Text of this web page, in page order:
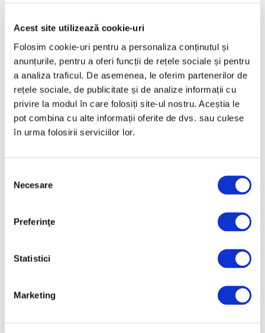
Acest site utilizează cookie-uri
Folosim cookie-uri pentru a personaliza conținutul și
anunțurile, pentru a oferi funcții de rețele sociale și pentru
a analiza traficul. De asemenea, le oferim partenerilor de
rețele sociale, de publicitate și de analize informații cu
privire la modul în care folosiți site-ul nostru. Aceștia le
pot combina cu alte informații oferite de dvs. sau culese
în urma folosirii serviciilor lor.
consimțământului
Necesare
Preferinţe
Statistici
Marketing
Aprilie 2025
Martie 2025
Februarie 2025
Decembrie 2024
Noiembrie 2024
Aprilie 2024
Februarie 2024